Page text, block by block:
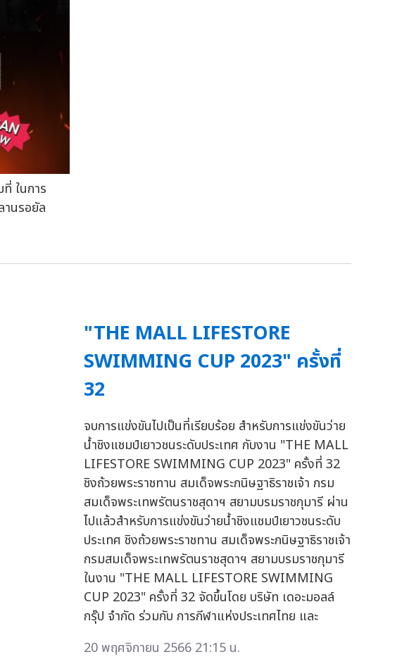
ในการ
นรอยัล
"THE MALL LIFESTORE
SWIMMING CUP 2023" ครั้งที่
32
จบการแข่งขันไปเป็นที่เรียบร้อย สำหรับการแข่งขันว่าย
น้ำชิงแชมป์เยาวชนระดับประเทศ กับงาน "THE MALL
LIFESTORE SWIMMING CUP 2023" ครั้งที่ 32
ชิงถ้วยพระราชทาน สมเด็จพระกนิษฐาธิราชเจ้า กรม
สมเด็จพระเทพรัตนราชสุดาฯ สยามบรมราชกุมารี ผ่าน
ไปแล้วสำหรับการแข่งขันว่ายน้ำชิงแชมป์เยาวชนระดับ
ประเทศ ชิงถ้วยพระราชทาน สมเด็จพระกนิษฐาธิราชเจ้า
กรมสมเด็จพระเทพรัตนราชสุดาฯ สยามบรมราชกุมารี
ในงาน "THE MALL LIFESTORE SWIMMING
CUP 2023" ครั้งที่ 32 จัดขึ้นโดย บริษัท เดอะมอลล์
กรุ๊ป จำกัด ร่วมกับ การกีฬาแห่งประเทศไทย และ
20 พฤศจิกายน 2566 21:15 น.